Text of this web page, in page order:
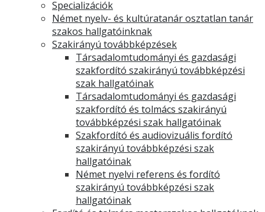
Specializációk
Német nyelv- és kultúratanár osztatlan tanár
szakos hallgatóinknak
Szakirányú továbbképzések
Társadalomtudományi és gazdasági
szakfordító szakirányú továbbképzési
szak hallgatóinak
Társadalomtudományi és gazdasági
szakfordító és tolmács szakirányú
továbbképzési szak hallgatóinak
Szakfordító és audiovizuális fordító
szakirányú továbbképzési szak
hallgatóinak
Német nyelvi referens és fordító
szakirányú továbbképzési szak
hallgatóinak